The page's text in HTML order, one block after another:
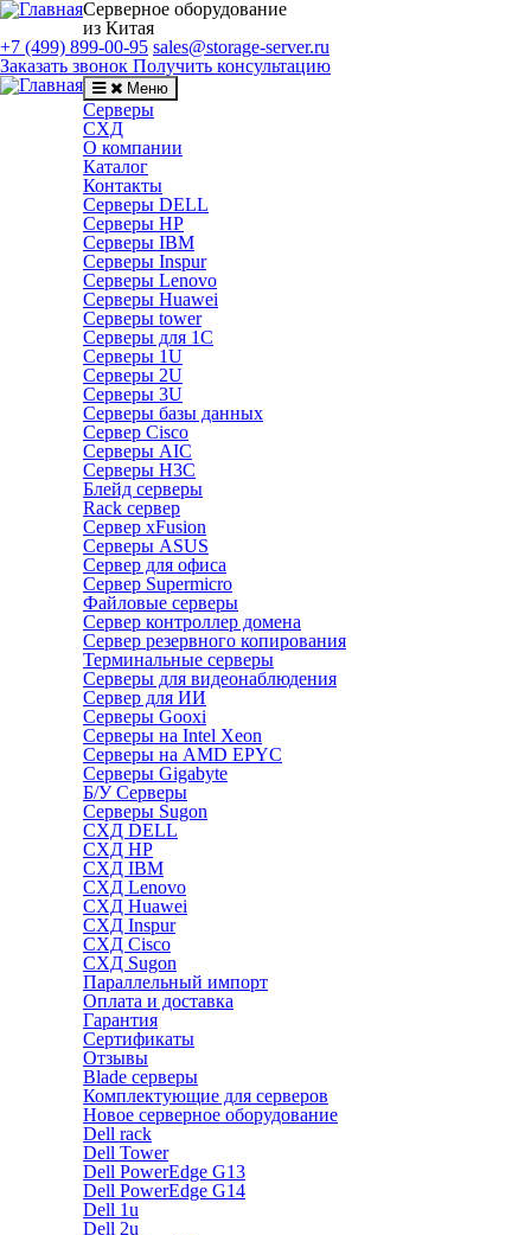
Серверное оборудование
из Китая
+7 (499) 899-00-95 sales@storage-server.ru
Заказать звонок Получить консультацию
Меню
Серверы
СХД
О компании
Каталог
Контакты
Серверы DELL
Серверы HP
Серверы IBM
Серверы Inspur
Серверы Lenovo
Серверы Huawei
Серверы tower
Серверы для 1C
Серверы 1U
Серверы 2U
Серверы 3U
Серверы базы данных
Сервер Cisco
Серверы AIC
Серверы H3C
Блейд серверы
Rack сервер
Сервер xFusion
Серверы ASUS
Сервер для офиса
Сервер Supermicro
Файловые серверы
Сервер контроллер домена
Сервер резервного копирования
Терминальные серверы
Серверы для видеонаблюдения
Сервер для ИИ
Серверы Gooxi
Серверы на Intel Xeon
Серверы на AMD EPYC
Серверы Gigabyte
Б/У Серверы
Серверы Sugon
СХД DELL
СХД HP
СХД IBM
СХД Lenovo
СХД Huawei
СХД Inspur
СХД Cisco
СХД Sugon
Параллельный импорт
Оплата и доставка
Гарантия
Сертификаты
Отзывы
Blade серверы
Комплектующие для серверов
Новое серверное оборудование
Dell rack
Dell Tower
Dell PowerEdge G13
Dell PowerEdge G14
Dell 1u
Dell 2u